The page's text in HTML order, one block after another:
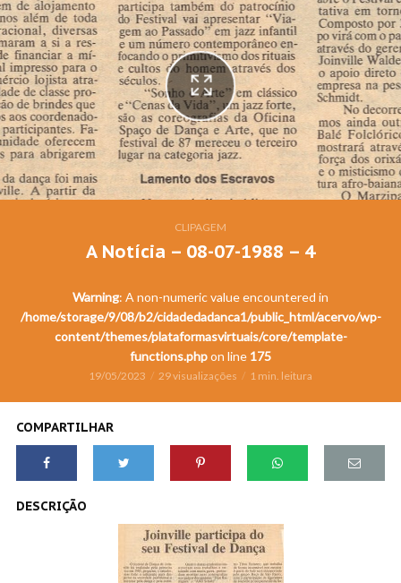
CLIPAGEM
A Notícia – 08-07-1988 – 4
Warning: A non-numeric value encountered in
/home/storage/9/08/b2/cidadedadanca1/public_html/acervo/wp-
content/themes/plataformasvirtuais/core/template-
functions.phpon line 175
19/05/2023 29 visualizações 1 min. leitura
COMPARTILHAR
DESCRIÇÃO